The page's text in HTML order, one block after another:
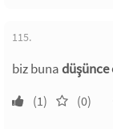
115.
biz buna
(1) (0)